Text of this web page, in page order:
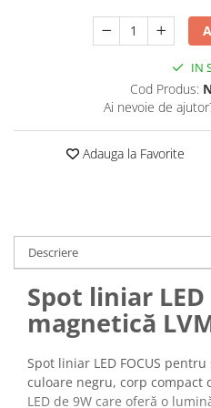
IN
Cod Produs:
Ai nevoie de
Adauga la Favorite
Descriere
Spot liniar LED
magnetică
Spot liniar LED FOCUS
culoare negru, corp compact
LED de 9W care oferă o